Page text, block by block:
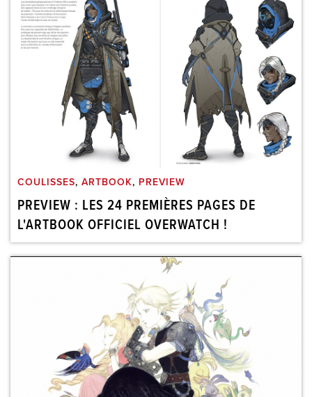
COULISSES, ARTBOOK, PREVIEW
PREVIEW : LES 24 PREMIÈRES PAGES DE
L'ARTBOOK OFFICIEL OVERWATCH !